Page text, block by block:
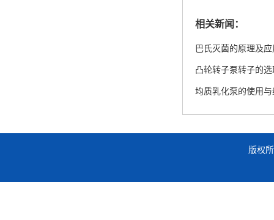
相关新闻：
巴氏灭菌的原理及应
凸轮转子泵转子的选
均质乳化泵的使用与
版权